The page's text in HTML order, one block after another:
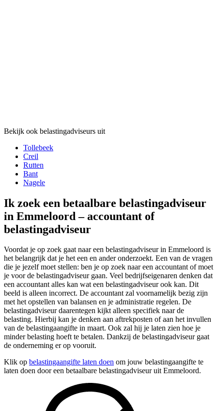
Bekijk ook belastingadviseurs uit
Tollebeek
Creil
Rutten
Bant
Nagele
Ik zoek een betaalbare belastingadviseur
in Emmeloord – accountant of
belastingadviseur
Voordat je op zoek gaat naar een belastingadviseur in Emmeloord is
het belangrijk dat je het een en ander onderzoekt. Een van de vragen
die je jezelf moet stellen: ben je op zoek naar een accountant of moet
je voor de belastingadviseur gaan. Veel bedrijfseigenaren denken dat
een accountant alles kan wat een belastingadviseur ook kan. Dit
beeld is alleen incorrect. De accountant zal voornamelijk bezig zijn
met het opstellen van balansen en je administratie regelen. De
belastingadviseur daarentegen kijkt alleen specifiek naar de
belasting. Hierbij kan je denken aan aftrekposten of aan het invullen
van de belastingaangifte in maart. Ook zal hij je laten zien hoe je
minder belasting hoeft te betalen. Dankzij de belastingadviseur gaat
de onderneming er op vooruit.
Klik op belastingaangifte laten doen om jouw belastingaangifte te
laten doen door een betaalbare belastingadviseur uit Emmeloord.